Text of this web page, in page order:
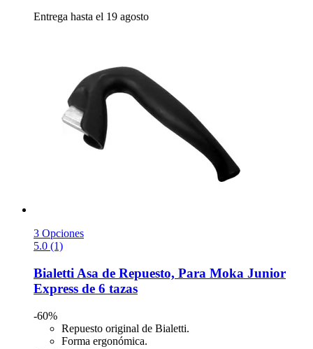
Entrega hasta el 19 agosto
3 Opciones
5.0 (1)
Bialetti Asa de Repuesto, Para Moka Junior
Express de 6 tazas
-60%
Repuesto original de Bialetti.
Forma ergonómica.